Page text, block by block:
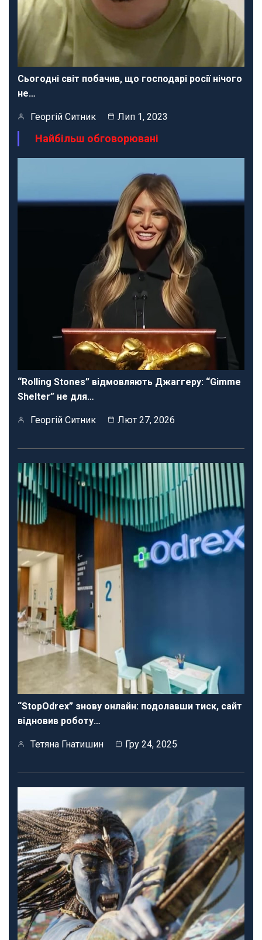
Сьогодні світ побачив, що господарі росії нічого
не…
Георгій Ситник Лип 1, 2023
Найбільш обговорювані
“Rolling Stones” відмовляють Джаггеру: “Gimme
Shelter” не для…
Георгій Ситник Лют 27, 2026
“StopOdrex” знову онлайн: подолавши тиск, сайт
відновив роботу…
Тетяна Гнатишин Гру 24, 2025